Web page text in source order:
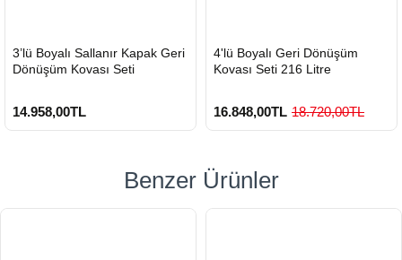
HIZLI
GÖNDERİ
3’lü Boyalı Sallanır Kapak Geri
Dönüşüm Kovası Seti
14.958,00TL
HIZLI
GÖNDERİ
4'lü Boyalı Geri Dönüşüm
Kovası Seti 216 Litre
16.848,00TL 18.720,00TL
Benzer Ürünler